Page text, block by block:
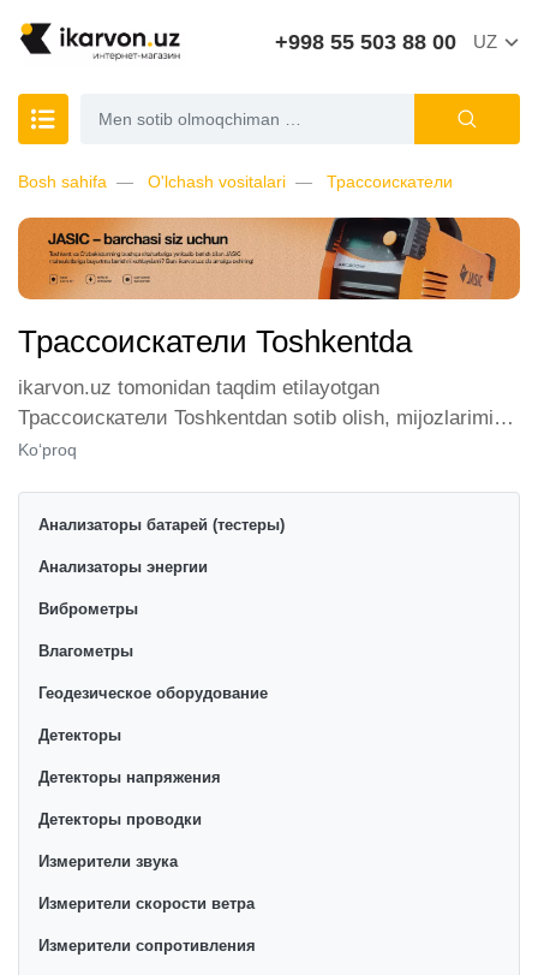
+998 55 503 88 00 UZ
Bosh sahifa O'lchash vositalari Трассоискатели
Трассоискатели Toshkentda
ikarvon.uz tomonidan taqdim etilayotgan
Трассоискатели Toshkentdan sotib olish, mijozlarimiz
orasida katta talabga ega. Biz ushbu toifadagi tovarlarni
chiqaruvchilar va brendlar tomonidan taqdim etilgan
bo'lib, ularning ro'yxati doimiy ravishda kengayib
bormoqda. Biz butun mamlakat bo'ylab tovarlarni
O'zbekistondagi eng yaxshi narx bilan qo’shimcha
qilingan, ikarvon.uz dan Трассоискатели - bu eng keng
har bir element uchun optimal narx mavjud.
Ko‘proq
Анализаторы батарей (тестеры)
Анализаторы энергии
Виброметры
Влагометры
Геодезическое оборудование
Детекторы
Детекторы напряжения
Детекторы проводки
Измерители звука
Измерители скорости ветра
Измерители сопротивления